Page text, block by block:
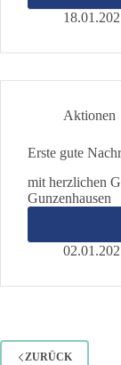
Aktionen
Erste gute
mit herzlichen
Gunzenhausen
ZURÜCK